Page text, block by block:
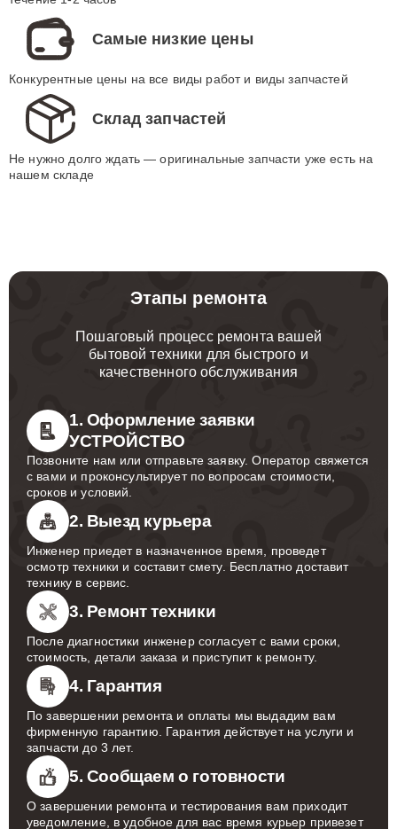
Самые низкие цены
Конкурентные цены на все виды работ и виды запчастей
Склад запчастей
Не нужно долго ждать — оригинальные запчасти уже есть на
нашем складе
Этапы ремонта
Пошаговый процесс ремонта вашей
бытовой техники для быстрого и
качественного обслуживания
1. Оформление заявки
УСТРОЙСТВО
Позвоните нам или отправьте заявку. Оператор свяжется
с вами и проконсультирует по вопросам стоимости,
сроков и условий.
2. Выезд курьера
Инженер приедет в назначенное время, проведет
осмотр техники и составит смету. Бесплатно доставит
технику в сервис.
3. Ремонт техники
После диагностики инженер согласует с вами сроки,
стоимость, детали заказа и приступит к ремонту.
4. Гарантия
По завершении ремонта и оплаты мы выдадим вам
фирменную гарантию. Гарантия действует на услуги и
запчасти до 3 лет.
5. Сообщаем о готовности
О завершении ремонта и тестирования вам приходит
уведомление, в удобное для вас время курьер привезет